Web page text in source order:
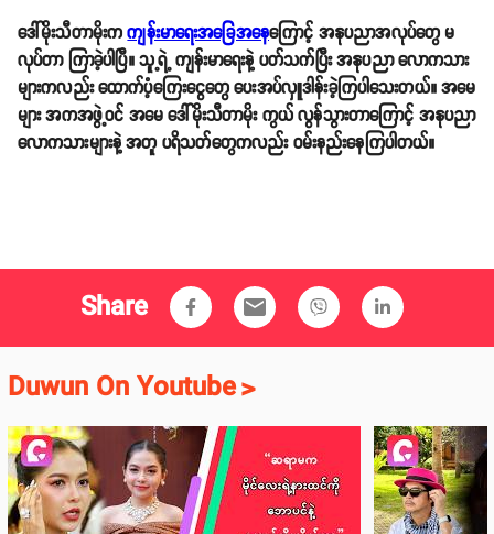
ဒေါ်မိုးသီတာမိုးကကျန်းမာရေးအခြေအနေကြောင့် အနုပညာအလုပ်တွေ မ
လုပ်တာ ကြာခဲ့ပါပြီ။ သူ့ရဲ့ ကျန်းမာရေးနဲ့ ပတ်သက်ပြီး အနုပညာ လောကသား
များကလည်း ထောက်ပံ့ကြေးငွေတွေ ပေးအပ်လှူဒါန်းခဲ့ကြပါသေးတယ်။ အမေ
များ အကအဖွဲ့ဝင် အမေ ဒေါ်မိုးသီတာမိုး ကွယ် လွန်သွားတာကြောင့် အနုပညာ
လောကသားများနဲ့ အတူ ပရိသတ်တွေကလည်း ဝမ်းနည်းနေကြပါတယ်။
Share email
Duwun On Youtube>